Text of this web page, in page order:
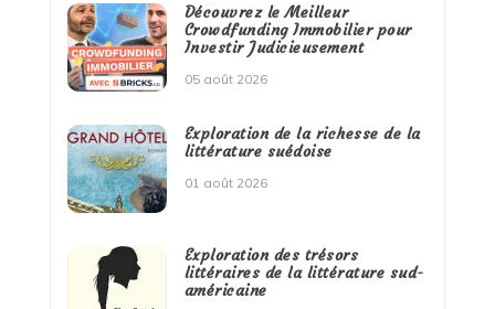
Découvrez le Meilleur
Crowdfunding Immobilier pour
Investir Judicieusement
05 août 2026
Exploration de la richesse de la
littérature suédoise
01 août 2026
Exploration des trésors
littéraires de la littérature sud-
américaine